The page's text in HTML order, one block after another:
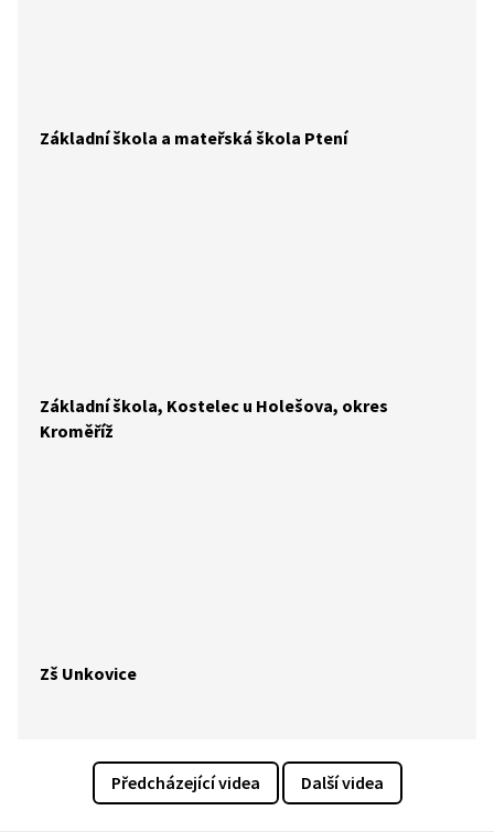
Základní škola a mateřská škola Ptení
Základní škola, Kostelec u Holešova, okres
Kroměříž
Zš Unkovice
Předcházející videa Další videa